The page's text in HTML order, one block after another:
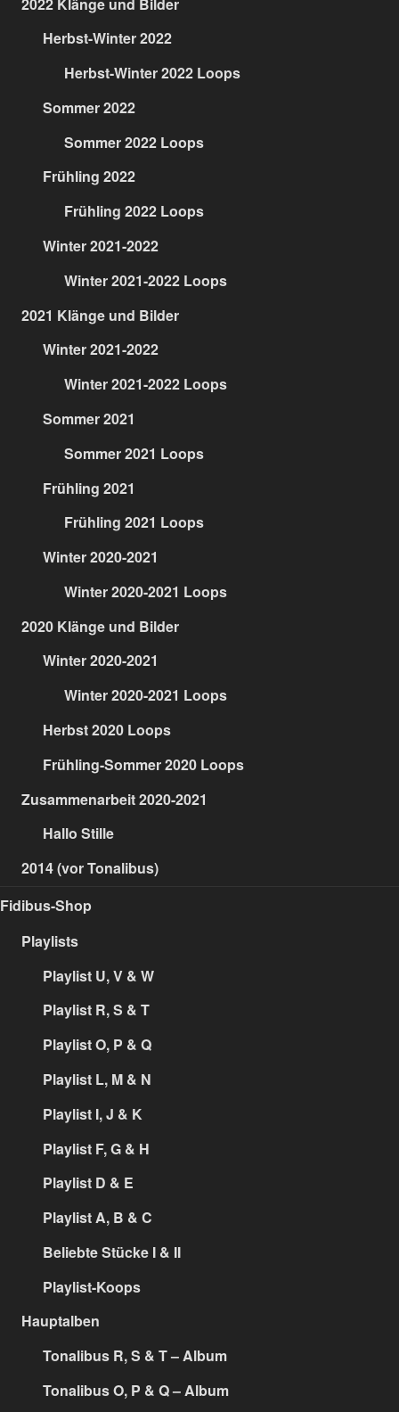
Herbst-Winter 2022
Herbst-Winter 2022 Loops
Sommer 2022
Sommer 2022 Loops
Frühling 2022
Frühling 2022 Loops
Winter 2021-2022
Winter 2021-2022 Loops
2021 Klänge und Bilder
Winter 2021-2022
Winter 2021-2022 Loops
Sommer 2021
Sommer 2021 Loops
Frühling 2021
Frühling 2021 Loops
Winter 2020-2021
Winter 2020-2021 Loops
2020 Klänge und Bilder
Winter 2020-2021
Winter 2020-2021 Loops
Herbst 2020 Loops
Frühling-Sommer 2020 Loops
Zusammenarbeit 2020-2021
Hallo Stille
2014 (vor Tonalibus)
Fidibus-Shop
Playlists
Playlist U, V & W
Playlist R, S & T
Playlist O, P & Q
Playlist L, M & N
Playlist I, J & K
Playlist F, G & H
Playlist D & E
Playlist A, B & C
Beliebte Stücke I & II
Playlist-Koops
Hauptalben
Tonalibus R, S & T – Album
Tonalibus O, P & Q – Album